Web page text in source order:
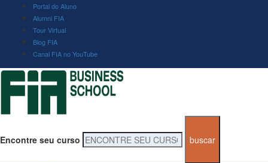
Portal do Aluno
Alumni FIA
Tour Virtual
Blog FIA
Canal FIA no YouTube
Encontre seu curso